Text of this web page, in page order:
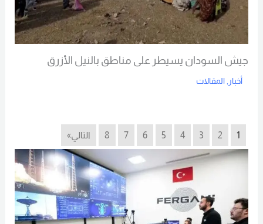
جيش السودان يسيطر على مناطق بالنيل الأزرق
أخبار المقالات
1
2
3
4
5
6
7
8 التالي»